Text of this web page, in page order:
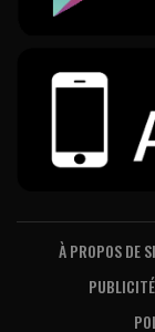
À PROPOS DE
PUBLICITÉ